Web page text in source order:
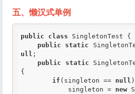
五、懒汉式单例
public class SingletonTest {
public
static
ull ;
public
static
{
if (singleton == null
            singleton =
new